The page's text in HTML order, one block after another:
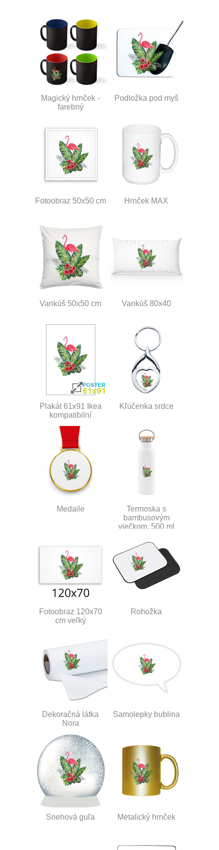
Magický hrnček -
farebný
Podložka pod myš
Fotoobraz 50x50 cm Hrnček MAX
Vankúš 50x50 cm Vankúš 80x40
Plakát 61x91 Ikea
kompatibilní
Kľúčenka srdce
Medaile
Termoska s
bambusovým
viečkom, 500 ml
Fotoobraz 120x70
cm veľký
Rohožka
Dekoračná látka
Nora
Samolepky bublina
Snehová guľa Metalický hrnček